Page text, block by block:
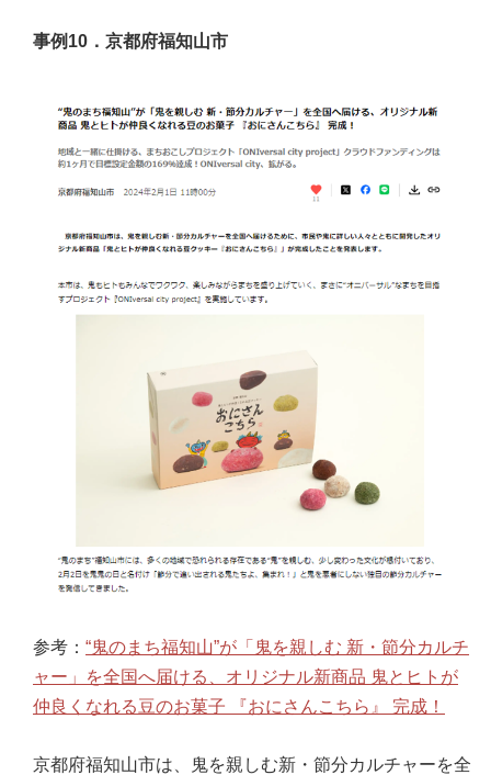
事例10．京都府福知山市
参考： “鬼のまち福知山”が「鬼を親しむ 新・節分カルチ
ャー」を全国へ届ける、オリジナル新商品 鬼とヒトが
仲良くなれる豆のお菓子 『おにさんこちら』 完成！
京都府福知山市は、鬼を親しむ新・節分カルチャーを全